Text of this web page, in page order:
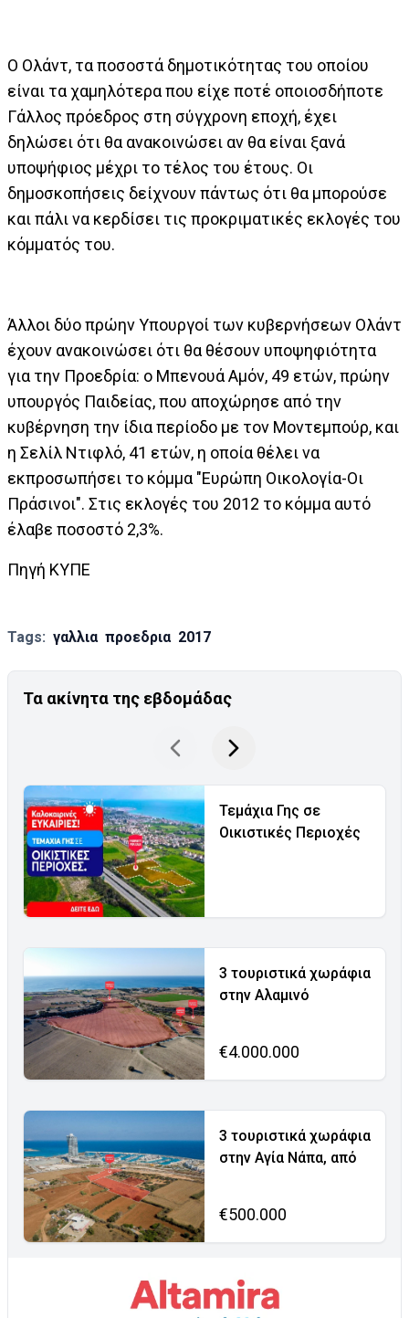
Ο Ολάντ, τα ποσοστά δημοτικότητας του οποίου
είναι τα χαμηλότερα που είχε ποτέ οποιοσδήποτε
Γάλλος πρόεδρος στη σύγχρονη εποχή, έχει
δηλώσει ότι θα ανακοινώσει αν θα είναι ξανά
υποψήφιος μέχρι το τέλος του έτους. Οι
δημοσκοπήσεις δείχνουν πάντως ότι θα μπορούσε
και πάλι να κερδίσει τις προκριματικές εκλογές του
κόμματός του.
Άλλοι δύο πρώην Υπουργοί των κυβερνήσεων Ολάντ
έχουν ανακοινώσει ότι θα θέσουν υποψηφιότητα
για την Προεδρία: ο Μπενουά Αμόν, 49 ετών, πρώην
υπουργός Παιδείας, που αποχώρησε από την
κυβέρνηση την ίδια περίοδο με τον Μοντεμπούρ, και
η Σελίλ Ντιφλό, 41 ετών, η οποία θέλει να
εκπροσωπήσει το κόμμα "Ευρώπη Οικολογία-Οι
Πράσινοι". Στις εκλογές του 2012 το κόμμα αυτό
έλαβε ποσοστό 2,3%.
Πηγή ΚΥΠΕ
Tags: γαλλια προεδρια 2017
Τα ακίνητα της εβδομάδας
Τεμάχια Γης σε
Οικιστικές Περιοχές
3 τουριστικά χωράφια
στην Αλαμινό
€4.000.000
3 τουριστικά χωράφια
στην Αγία Νάπα, από
€500.000